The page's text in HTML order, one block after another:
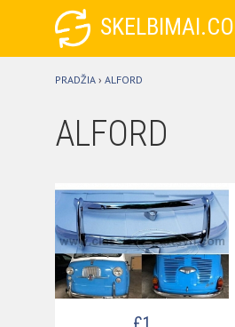
PRADŽIA › ALFORD
ALFORD